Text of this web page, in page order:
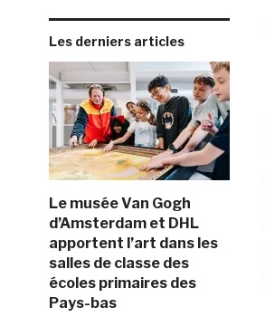
Les derniers articles
Le musée Van Gogh
d’Amsterdam et DHL
apportent l’art dans les
salles de classe des
écoles primaires des
Pays-bas